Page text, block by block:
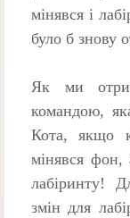
мінявся і
було б знову
Як ми
командою,
Кота, якщо
мінявся фон,
лабіринту!
змін для